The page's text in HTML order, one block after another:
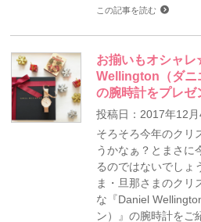
この記事を読む
お揃いもオシャ
Wellington（ダニ
の腕時計をプレゼ
投稿日：2017年12月
そろそろ今年のクリ
うかなぁ？とまさに
るのではないでしょ
ま・旦那さまのクリ
な『Daniel
ン）』の腕時計をご